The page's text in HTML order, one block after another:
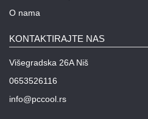
O nama
KONTAKTIRAJTE NAS
Višegradska 26A Niš
0653526116
info@pccool.rs